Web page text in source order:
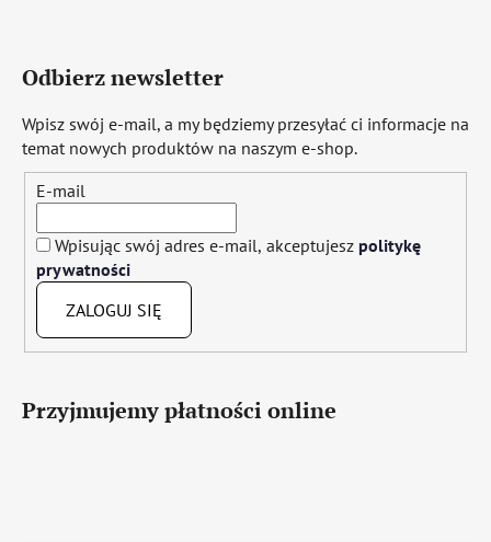
Odbierz newsletter
Wpisz swój e-mail, a my będziemy przesyłać ci informacje na
temat nowych produktów na naszym e-shop.
E-mail
Wpisując swój adres e-mail, akceptujesz politykę
prywatności
ZALOGUJ SIĘ
Przyjmujemy płatności online